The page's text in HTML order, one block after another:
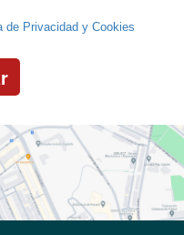
de Privacidad y Cookies